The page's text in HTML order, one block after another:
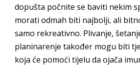
dopušta počnite se baviti nekim
morati odmah biti najbolji, ali
samo rekreativno. Plivanje,
planinarenje također mogu biti
koja će pomoći tijelu da ojača